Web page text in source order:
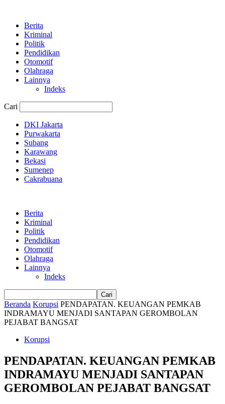
Berita
Kriminal
Politik
Pendidikan
Otomotif
Olahraga
Lainnya
Indeks
Cari
DKI Jakarta
Purwakarta
Subang
Karawang
Bekasi
Sumenep
Cakrabuana
Berita
Kriminal
Politik
Pendidikan
Otomotif
Olahraga
Lainnya
Indeks
Beranda Korupsi PENDAPATAN. KEUANGAN PEMKAB
INDRAMAYU MENJADI SANTAPAN GEROMBOLAN
PEJABAT BANGSAT
Korupsi
PENDAPATAN. KEUANGAN PEMKAB
INDRAMAYU MENJADI SANTAPAN
GEROMBOLAN PEJABAT BANGSAT